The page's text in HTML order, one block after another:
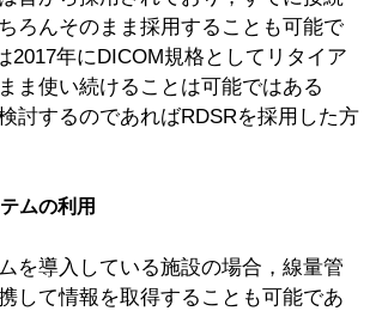
ろんそのまま採用することも可能で
2017年にDICOM規格としてリタイア
ま使い続けることは可能ではある
討するのであればRDSRを採用した方
ムの利用
を導入している施設の場合，線量管
して情報を取得することも可能であ